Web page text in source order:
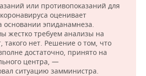
или противопоказаний для
оценивает
основании эпиданамнеза.
жестко требуем анализы на
такого нет. Решение о том, что
достаточно, принято на
центра, —
ситуацию замминистра.